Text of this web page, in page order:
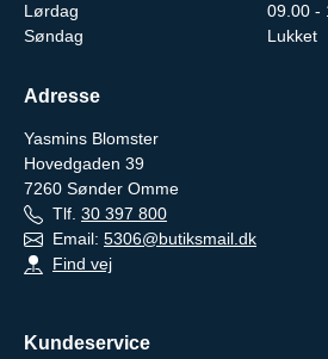
Lørdag
09.00 -
Søndag
Lukket
Adresse
Yasmins Blomster
Hovedgaden 39
7260 Sønder Omme
Tlf. 30 397 800
Email: 5306@butiksmail.dk
Find vej
Kundeservice